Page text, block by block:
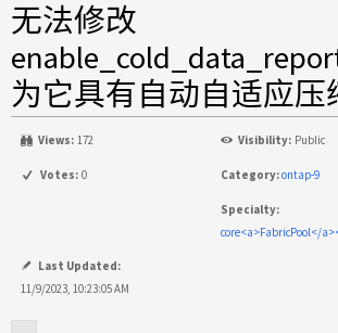
无法修改
为它具有自动自适应压
Views: 172 Visibility: Public
Votes: 0 Category:ontap-9
Specialty:
core<a>FabricPool</
Last Updated:
11/9/2023, 10:23:05 AM